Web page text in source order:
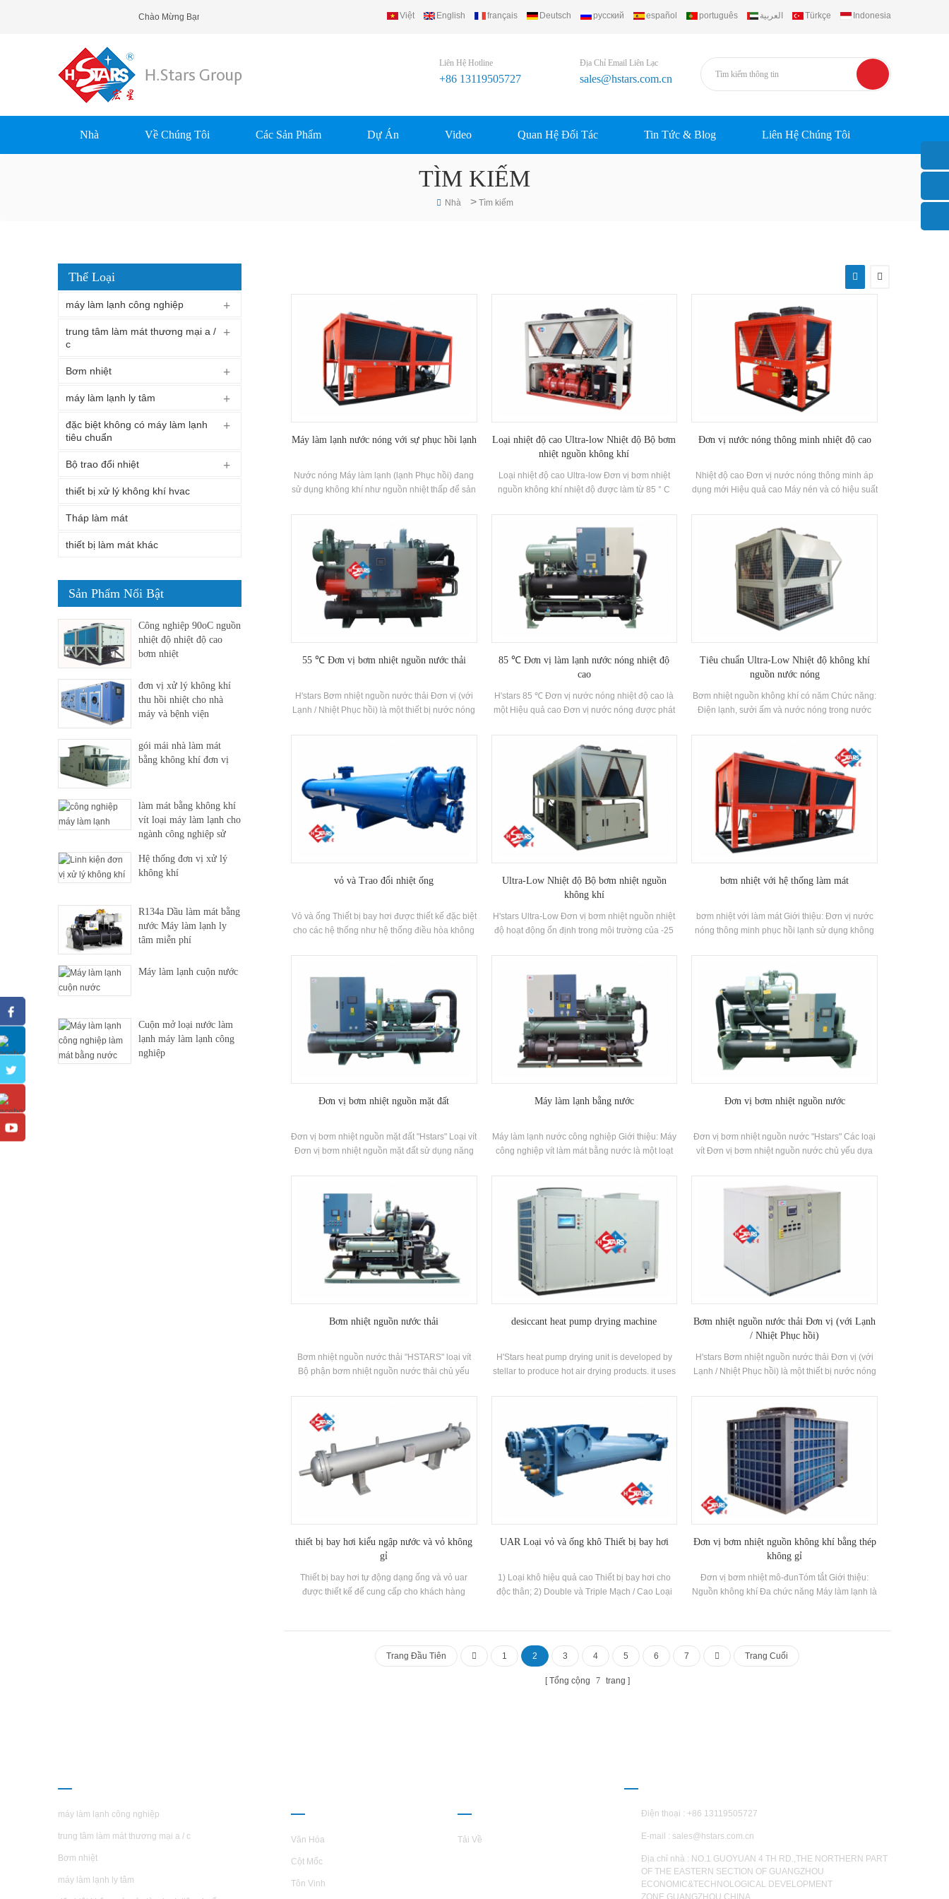
Chào Mừng Bạn Đến H.Stars (Guangzhou) Refrigerating Equipment Group Ltd..
Việt English français Deutsch русский español português العربية Türkçe Indonesia
Liên Hệ Hotline
+86 13119505727
Địa Chỉ Email Liên Lạc
sales@hstars.com.cn
Nhà Về Chúng Tôi Các Sản Phẩm Dự Án Video Quan Hệ Đối Tác Tin Tức & Blog Liên Hệ Chúng Tôi
TÌM KIẾM
Nhà > Tìm kiếm
Máy làm lạnh nước nóng với sự phục hồi lạnh
Nước nóng Máy làm lạnh (lạnh Phục hồi) đang
sử dụng không khí như nguồn nhiệt thấp để sản
cao và bảo vệ môi trường, chất thải lạnh thải ra
trong quá trình sưởi ấm được phục hồi thông
qua thiết bị phục hồi lạnh, để cải thiện hiệu quả
năng lượng toàn diện và nhận ra điện lạnh chi
phí không
Loại nhiệt độ cao Ultra-low Nhiệt độ Bộ bơm
nhiệt nguồn không khí
Loại nhiệt độ cao Ultra-low Đơn vị bơm nhiệt
nguồn không khí nhiệt độ được làm từ 85 ° C
có công suất sưởi ấm định mức 88KW Công
suất đầu vào 37,5kw Phạm vi nhiệt độ nước
nóng 55 ° C-85 ° C
Đơn vị nước nóng thông minh nhiệt độ cao
Nhiệt độ cao Đơn vị nước nóng thông minh áp
dụng mới Hiệu quả cao Máy nén và có hiệu suất
điện, in và nhuộm, y học và các ngành công
nghiệp khác.
55 ℃ Đơn vị bơm nhiệt nguồn nước thải
H'stars Bơm nhiệt nguồn nước thải Đơn vị (với
Lạnh / Nhiệt Phục hồi) là một thiết bị nước nóng
suối nước nóng, hồ bơi và các nơi tắm khác,
lượng và bảo vệ Môi trường.Energy Tiết kiệm là
30% ~ 50% So với phương pháp sưởi ấm thông
thường, có thể làm giảm đáng kể hoạt động Chi
phí.
85 ℃ Đơn vị làm lạnh nước nóng nhiệt độ
cao
H'stars 85 ℃ Đơn vị nước nóng nhiệt độ cao là
một Hiệu quả cao Đơn vị nước nóng được phát
đầu vào và nước ngoài của nguồn nhiệt nhiệt
độ thấp là 5-20oC và phạm vi ứng dụng là rộng.
Nhiệt độ nước phía sau nhiệt độ cao là giữa 65-
85 ℃. Áp dụng chất làm lạnh bảo vệ môi trường
xanh HFC-134A.
Tiêu chuẩn Ultra-Low Nhiệt độ không khí
nguồn nước nóng
Bơm nhiệt nguồn không khí có năm Chức năng:
Điện lạnh, sưởi ấm và nước nóng trong nước
mùa đông sưởi ấm. Nó cung cấp nước nóng
trong nước cho cả năm, để một máy có thể được
sử dụng, tiết kiệm không gian sàn và giảm đầu
tư ban đầu, tiết kiệm nhiều hơn hơn 40% của
chi phí của sử dụng.
vỏ và Trao đổi nhiệt ống
Vỏ và ống Thiết bị bay hơi được thiết kế đặc biệt
cho các hệ thống như hệ thống điều hòa không
Bảo trì thuận tiện, hiệu suất truyền nhiệt cao,
học, nhà máy điện, máy lạnh và các dịp khác.
Ultra-Low Nhiệt độ Bộ bơm nhiệt nguồn
không khí
H'stars Ultra-Low Đơn vị bơm nhiệt nguồn nhiệt
độ hoạt động ổn định trong môi trường của -25
nhiệt, không có chất gây ô nhiễm được thải ra,
và 55oC Nước nóng được chuẩn bị để đáp ứng
nhu cầu nước nóng giữa 35-55oC. Nó có chức
năng sưởi ấm và phù hợp để cung cấp không
khí trực tiếp hoặc bức xạ sàn sưởi ấm.
bơm nhiệt với hệ thống làm mát
bơm nhiệt với làm mát Giới thiệu: Đơn vị nước
nóng thông minh phục hồi lạnh sử dụng không
nóng, tiết kiệm năng lượng, thân thiện với môi
trường và tái chế chất thải lạnh thải trong Quá
trình sưởi ấm thông qua một bộ phận thu hồi
lạnh để cải thiện hiệu quả năng lượng tổng thể
và đạt được chi phí không Điện lạnh. Thương
hiệu: Hstars Công suất nhiệt Phạm vi: 25kw-
70kw Ứng dụng: Ứng dụng: Nhà máy, bệnh
viện, cây in, vv
Đơn vị bơm nhiệt nguồn mặt đất
Đơn vị bơm nhiệt nguồn mặt đất "Hstars" Loại vít
Đơn vị bơm nhiệt nguồn mặt đất sử dụng năng
đáp ứng nhu cầu của hệ thống sưởi ấm mùa
đông và làm mát mùa hè thông qua điều hòa
nhiệt độ nguồn đất cao cấp hệ thống. Hệ thống
làKhoảng 50% tiết kiệm năng lượng so với sưởi
ấm điều hòa không khí thông thường hệ thống.
Thương hiệu: Hstars Khả năng làm mát Phạm
vi: 98kw ~ 7931kw; sưởi ấm Phạm vi: 119kw ~
9214KW
Máy làm lạnh bằng nước
Máy làm lạnh nước công nghiệp Giới thiệu: Máy
công nghiệp vít làm mát bằng nước là một loạt
Có 52 thông số kỹ thuật tiêu chuẩn cho Đơn vị.
Thương hiệu: Hstars Khả năng làm mát Phạm
vi: 120,3KW ~ 9699.8KW Ứng dụng: Thiết bị hóa
chất, dược phẩm, công nghiệp, chế biến thực
phẩm và các địa điểm công nghiệp khác
Đơn vị bơm nhiệt nguồn nước
Đơn vị bơm nhiệt nguồn nước "Hstars" Các loại
vít Đơn vị bơm nhiệt nguồn nước chủ yếu dựa
ấm mùa đông và làm mát mùa hè thông qua một
máy bơm nhiệt nguồn nước tiên tiến điều hòa
không khí trung tâm Hệ thống. Hệ thống xấp xỉ
50% Năng lượng tiết kiệm so với sưởi ấm điều
hòa không khí thông thường hệ thống. Thương
7931kW; sưởi ấm Phạm vi: 119kw ~ 9142KW
Ứng dụng: Khách sạn, bệnh viện, trung tâm tắm
hơi, nhà máy và các khu vực khác
Bơm nhiệt nguồn nước thải
Bơm nhiệt nguồn nước thải "HSTARS" loại vít
Bộ phận bơm nhiệt nguồn nước thải chủ yếu
của hệ thống sưởi mùa đông và làm mát mùa hè
thông qua bơm nhiệt nguồn nước tiên tiến Điều
hòa nhiệt độ trung tâm Hệ thống. Hệ thống xấp
xỉ 50% Năng lượng tiết kiệm so với sưởi ấm
điều hòa không khí thông thường hệ thống.
Thương hiệu: Hstars Khả năng làm mát Phạm
vi: 98kw ~ 7931kW; sưởi ấm Phạm vi: 119kw ~
9142KW Ứng dụng: Khách sạn, bệnh viện, trung
desiccant heat pump drying machine
H'Stars heat pump drying unit is developed by
stellar to produce hot air drying products. it uses
which is energy-saving, efficient, and
methods of producing hot air.
Bơm nhiệt nguồn nước thải Đơn vị (với Lạnh
/ Nhiệt Phục hồi)
H'stars Bơm nhiệt nguồn nước thải Đơn vị (với
Lạnh / Nhiệt Phục hồi) là một thiết bị nước nóng
suối nước nóng, hồ bơi và các nơi tắm khác,
chiết nhiệt từ nước thải sinh hoạt, tiết kiệm năng
lượng và bảo vệ Môi trường.Energy Tiết kiệm là
30% ~ 50% So với phương pháp sưởi ấm thông
thường, có thể làm giảm đáng kể hoạt động Chi
thiết bị bay hơi kiểu ngập nước và vỏ không
gỉ
Thiết bị bay hơi tự động dạng ống và vỏ uar
được thiết kế để cung cấp cho khách hàng
năng chính là làm bay hơi môi chất lạnh lỏng
thành hơi lạnh và làm lạnh nước lạnh. phần vỏ
và ống được làm bằng ống hiệu suất cao q235-
UAR Loại vỏ và ống khô Thiết bị bay hơi
1) Loại khô hiệu quả cao Thiết bị bay hơi cho
độc thân; 2) Double và Triple Mạch / Cao Loại
3tr - 900tr bị ngập lụt Loại / gần biển
Đơn vị bơm nhiệt nguồn không khí bằng thép
không gỉ
Đơn vị bơm nhiệt mô-đunTóm tắt Giới thiệu:
Nguồn không khí Đa chức năng Máy làm lạnh là
nóng trong nước Sản xuất. Nó có thể được tự
động chuyển đổi theo nhiệt độ môi trường và
nhu cầu nước nóng, đó là năng lượng hiệu quả.
Trang Đầu Tiên 1 2 3 4 5 6 7 Trang Cuối
Tổng cộng 7 trang
Thể Loại
máy làm lạnh công nghiệp
trung tâm làm mát thương mại a /
c
Bơm nhiệt
máy làm lạnh ly tâm
đặc biệt không có máy làm lạnh
tiêu chuẩn
Bộ trao đổi nhiệt
thiết bị xử lý không khí hvac
Tháp làm mát
thiết bị làm mát khác
Sản Phẩm Nổi Bật
Công nghiệp 90oC nguồn
nhiệt độ nhiệt độ cao
bơm nhiệt
đơn vị xử lý không khí
thu hồi nhiệt cho nhà
máy và bệnh viện
gói mái nhà làm mát
bằng không khí đơn vị
làm mát bằng không khí
vít loại máy làm lạnh cho
ngành công nghiệp sử
Hệ thống đơn vị xử lý
không khí
R134a Dầu làm mát bằng
nước Máy làm lạnh ly
tâm miễn phí
Máy làm lạnh cuộn nước
Cuộn mở loại nước làm
lạnh máy làm lạnh công
nghiệp
máy làm lạnh công nghiệp
trung tâm làm mát thương mại a / c
Bơm nhiệt
máy làm lạnh ly tâm
Văn Hóa
Cột Mốc
Tôn Vinh
Tải Về
Điện thoại : +86 13119505727
E-mail : sales@hstars.com.cn
Địa chỉ nhà : NO.1 GUOYUAN 4 TH RD.,THE NORTHERN PART
OF THE EASTERN SECTION OF GUANGZHOU
ECONOMIC&TECHNOLOGICAL DEVELOPMENT
ZONE,GUANGZHOU,CHINA